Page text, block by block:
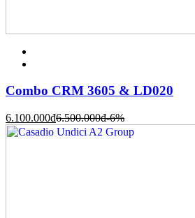
Combo CRM 3605 & LD020
6.100.000đ6.500.000đ-6%